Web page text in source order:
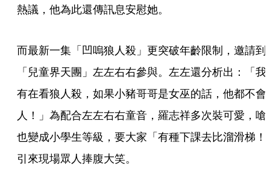
熱議，他為此還傳訊息安慰她。
而最新一集「凹嗚狼人殺」更突破年齡限制，邀請到
「兒童界天團」左左右右參與。左左還分析出：「我
有在看狼人殺，如果小豬哥哥是女巫的話，他都不會
人！」為配合左左右右童音，羅志祥多次裝可愛，嗆
也變成小學生等級，要大家「有種下課去比溜滑梯！
引來現場眾人捧腹大笑。